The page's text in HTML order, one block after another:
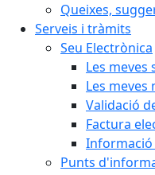
Queixes,
Serveis i tràmits
Seu Electrònica
Les meves
Les
Validació
Factura
Informació
Punts